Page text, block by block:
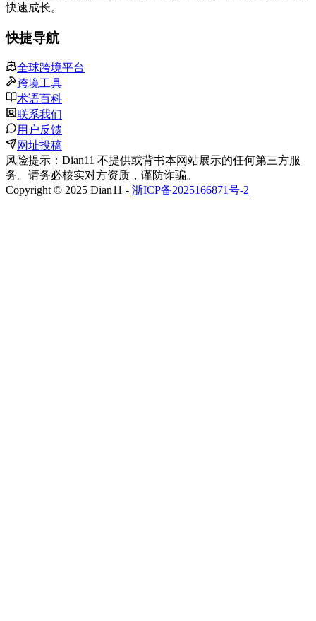
快速成长。
快捷导航
全球跨境平台
跨境工具
术语百科
联系我们
用户反馈
网址投稿
风险提示：Dian11 不提供或背书本网站展示的任何第三方服
务。请务必核实对方资质，谨防诈骗。
Copyright © 2025 Dian11 - 浙ICP备2025166871号-2